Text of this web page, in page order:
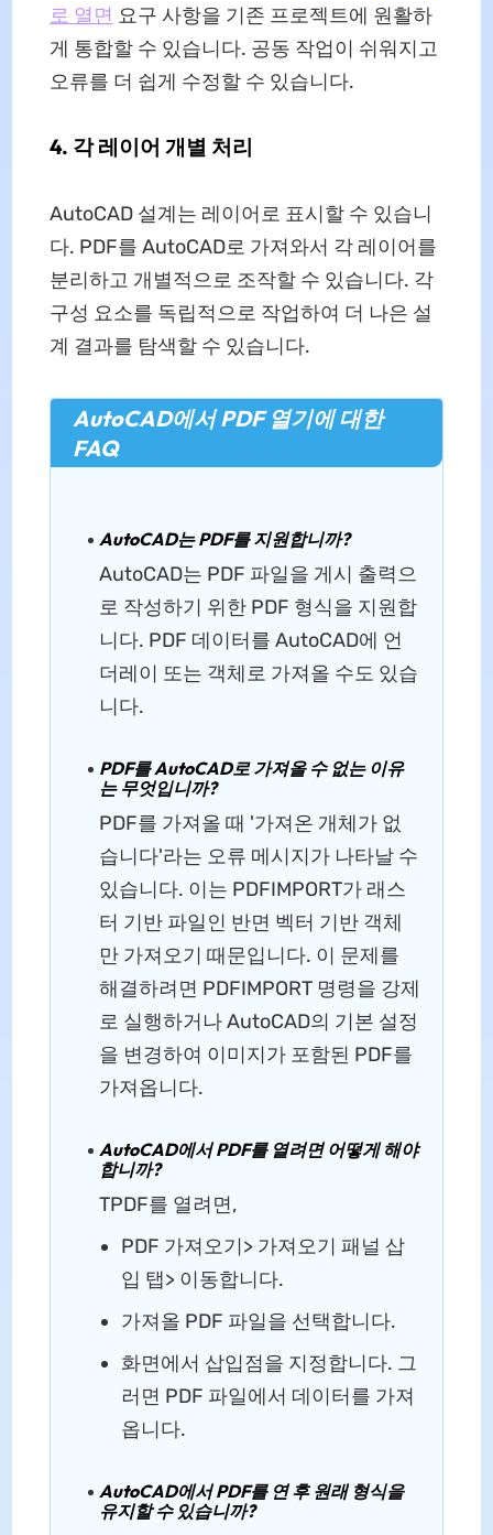
로 열면 요구 사항을 기존 프로젝트에 원활하
게 통합할 수 있습니다. 공동 작업이 쉬워지고
오류를 더 쉽게 수정할 수 있습니다.
4. 각 레이어 개별 처리
AutoCAD 설계는 레이어로 표시할 수 있습니
다. PDF를 AutoCAD로 가져와서 각 레이어를
분리하고 개별적으로 조작할 수 있습니다. 각
구성 요소를 독립적으로 작업하여 더 나은 설
계 결과를 탐색할 수 있습니다.
AutoCAD에서 PDF 열기에 대한
FAQ
AutoCAD는 PDF를 지원합니까?
AutoCAD는 PDF 파일을 게시 출력으
로 작성하기 위한 PDF 형식을 지원합
니다. PDF 데이터를 AutoCAD에 언
더레이 또는 객체로 가져올 수도 있습
니다.
PDF를 AutoCAD로 가져올 수 없는 이유
는 무엇입니까?
PDF를 가져올 때 '가져온 개체가 없
습니다'라는 오류 메시지가 나타날 수
있습니다. 이는 PDFIMPORT가 래스
터 기반 파일인 반면 벡터 기반 객체
만 가져오기 때문입니다. 이 문제를
해결하려면 PDFIMPORT 명령을 강제
로 실행하거나 AutoCAD의 기본 설정
을 변경하여 이미지가 포함된 PDF를
가져옵니다.
AutoCAD에서 PDF를 열려면 어떻게 해야
합니까?
TPDF를 열려면,
PDF 가져오기> 가져오기 패널 삽
입 탭> 이동합니다.
가져올 PDF 파일을 선택합니다.
화면에서 삽입점을 지정합니다. 그
러면 PDF 파일에서 데이터를 가져
옵니다.
AutoCAD에서 PDF를 연 후 원래 형식을
유지할 수 있습니까?